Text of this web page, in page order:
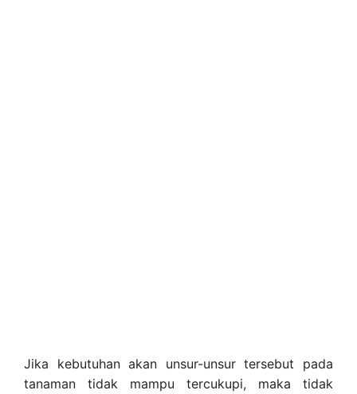
Jika kebutuhan akan unsur-unsur tersebut pada
tanaman tidak mampu tercukupi, maka tidak